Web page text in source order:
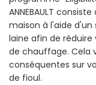
ANNEBAULT
maison à l'aide
laine afin de
de chauffage. Cela
conséquentes sur
de fioul.